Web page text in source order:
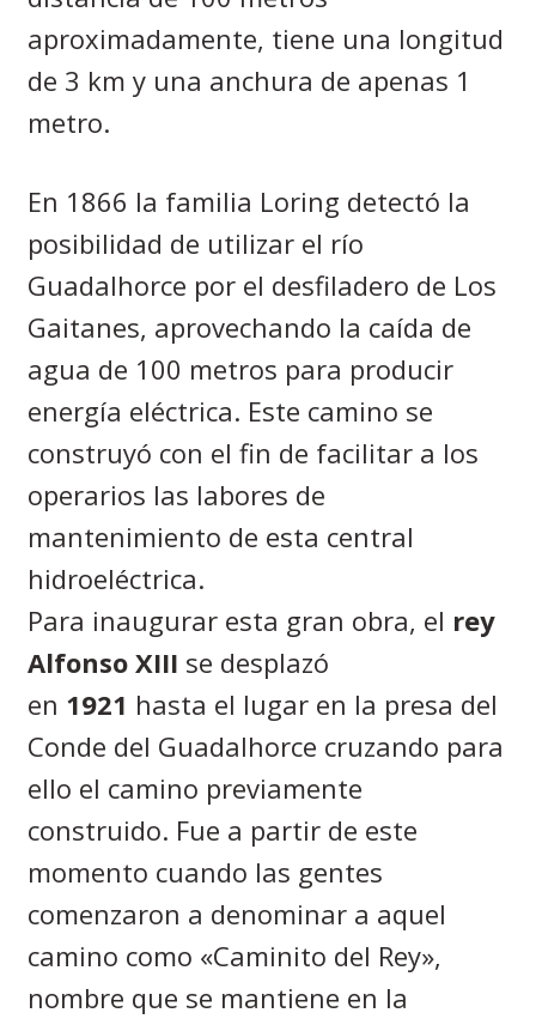
aproximadamente, tiene una longitud
de 3 km y una anchura de apenas 1
metro.
En 1866 la familia Loring detectó la
posibilidad de utilizar el río
Guadalhorce por el desfiladero de Los
Gaitanes, aprovechando la caída de
agua de 100 metros para producir
energía eléctrica. Este camino se
construyó con el fin de facilitar a los
operarios las labores de
mantenimiento de esta central
hidroeléctrica.
Para inaugurar esta gran obra, el rey
Alfonso XIII se desplazó
en 1921 hasta el lugar en la presa del
Conde del Guadalhorce cruzando para
ello el camino previamente
construido. Fue a partir de este
momento cuando las gentes
comenzaron a denominar a aquel
camino como «Caminito del Rey»,
nombre que se mantiene en la